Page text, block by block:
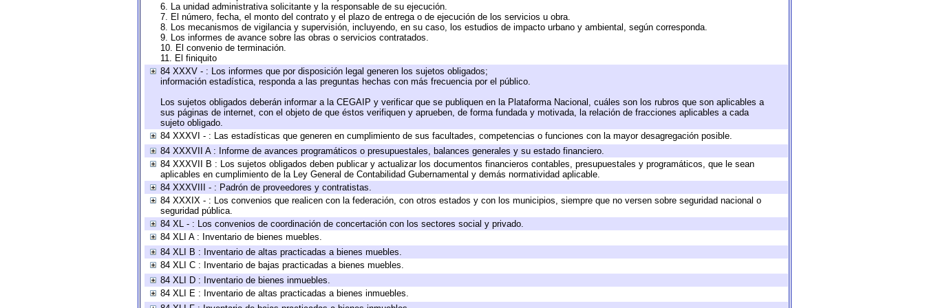
6. La unidad administrativa solicitante y la responsable de su ejecución.
7. El número, fecha, el monto del contrato y el plazo de entrega o de ejecución de los servicios u obra.
8. Los mecanismos de vigilancia y supervisión, incluyendo, en su caso, los estudios de impacto urbano y ambiental, según corresponda.
9. Los informes de avance sobre las obras o servicios contratados.
10. El convenio de terminación.
11. El finiquito
84 XXXV - : Los informes que por disposición legal generen los sujetos obligados;
información estadística, responda a las preguntas hechas con más frecuencia por el público.
Los sujetos obligados deberán informar a la CEGAIP y verificar que se publiquen en la Plataforma Nacional, cuáles son los rubros que son aplicables a
sus páginas de internet, con el objeto de que éstos verifiquen y aprueben, de forma fundada y motivada, la relación de fracciones aplicables a cada
sujeto obligado.
84 XXXVI - : Las estadísticas que generen en cumplimiento de sus facultades, competencias o funciones con la mayor desagregación posible.
84 XXXVII A : Informe de avances programáticos o presupuestales, balances generales y su estado financiero.
84 XXXVII B : Los sujetos obligados deben publicar y actualizar los documentos financieros contables, presupuestales y programáticos, que le sean
aplicables en cumplimiento de la Ley General de Contabilidad Gubernamental y demás normatividad aplicable.
84 XXXVIII - : Padrón de proveedores y contratistas.
84 XXXIX - : Los convenios que realicen con la federación, con otros estados y con los municipios, siempre que no versen sobre seguridad nacional o
seguridad pública.
84 XL - : Los convenios de coordinación de concertación con los sectores social y privado.
84 XLI A : Inventario de bienes muebles.
84 XLI B : Inventario de altas practicadas a bienes muebles.
84 XLI C : Inventario de bajas practicadas a bienes muebles.
84 XLI D : Inventario de bienes inmuebles.
84 XLI E : Inventario de altas practicadas a bienes inmuebles.